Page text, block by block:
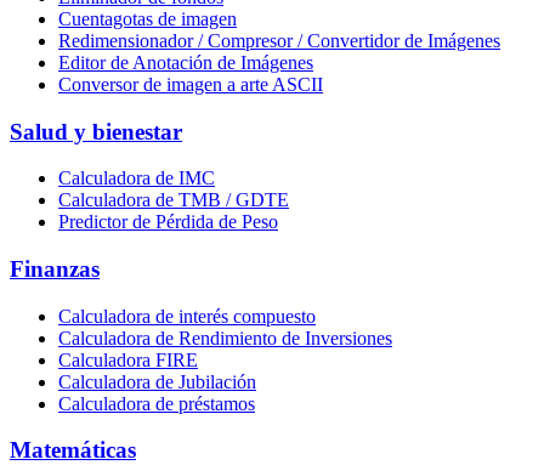
Cuentagotas de imagen
Redimensionador / Compresor / Convertidor de Imágenes
Editor de Anotación de Imágenes
Conversor de imagen a arte ASCII
Salud y bienestar
Calculadora de IMC
Calculadora de TMB / GDTE
Predictor de Pérdida de Peso
Finanzas
Calculadora de interés compuesto
Calculadora de Rendimiento de Inversiones
Calculadora FIRE
Calculadora de Jubilación
Calculadora de préstamos
Matemáticas